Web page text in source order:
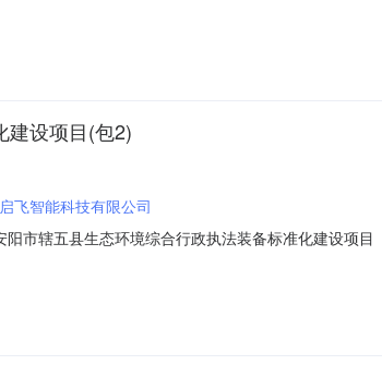
年新乡市生态环境综合行政执法能力建设项目进
建设项目(包2)
飞智能科技有限公司
市辖五县生态环境综合行政执法装备标准化建设项目
乙方）：河南启飞智能科技有限公司企业规模：微